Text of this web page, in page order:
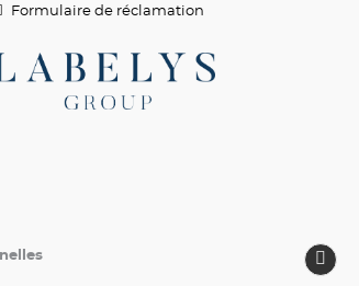
Formulaire de réclamation